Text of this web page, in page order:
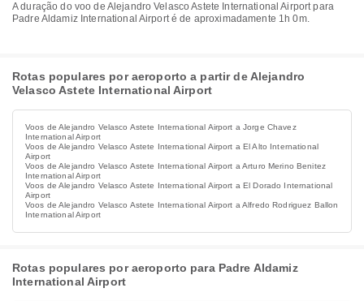
A duração do voo de Alejandro Velasco Astete International Airport para
Padre Aldamiz International Airport é de aproximadamente 1h 0m.
Rotas populares por aeroporto a partir de Alejandro
Velasco Astete International Airport
Voos de Alejandro Velasco Astete International Airport a Jorge Chavez
International Airport
Voos de Alejandro Velasco Astete International Airport a El Alto International
Airport
Voos de Alejandro Velasco Astete International Airport a Arturo Merino Benitez
International Airport
Voos de Alejandro Velasco Astete International Airport a El Dorado International
Airport
Voos de Alejandro Velasco Astete International Airport a Alfredo Rodriguez Ballon
International Airport
Rotas populares por aeroporto para Padre Aldamiz
International Airport